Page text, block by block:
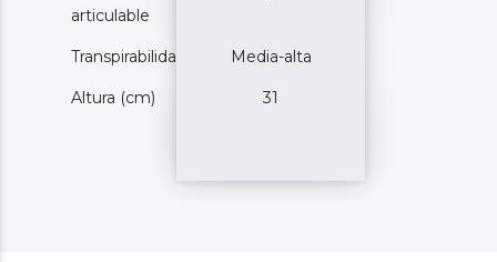
articulable
Transpirabilidad Media-alta
Altura (cm) 31